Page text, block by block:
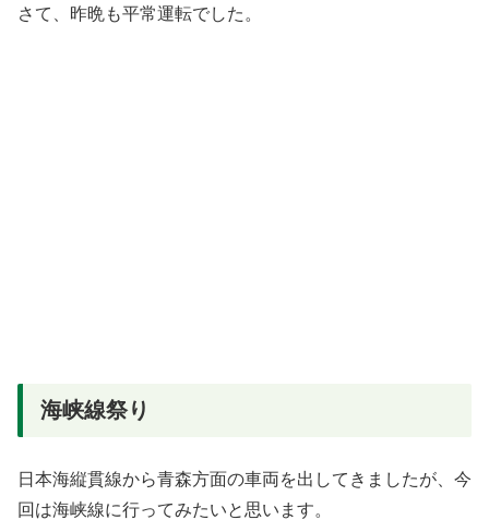
さて、昨晩も平常運転でした。
海峡線祭り
日本海縦貫線から青森方面の車両を出してきましたが、今
回は海峡線に行ってみたいと思います。